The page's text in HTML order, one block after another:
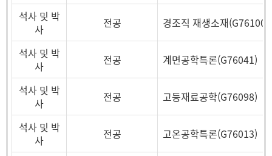
석사 및 박
사
전공 경조직 재생소재(G76100)
석사 및 박
사
전공 계면공학특론(G76041)
석사 및 박
사
전공 고등재료공학(G76098)
석사 및 박
사
전공 고온공학특론(G76013)